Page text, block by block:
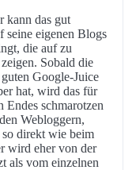
kann das gut
seine eigenen Blogs
die auf zu
Sobald die
Google-Juice
hat, wird das für
Endes schmarotzen
Webloggern,
direkt wie beim
wird eher von der
als vom einzelnen